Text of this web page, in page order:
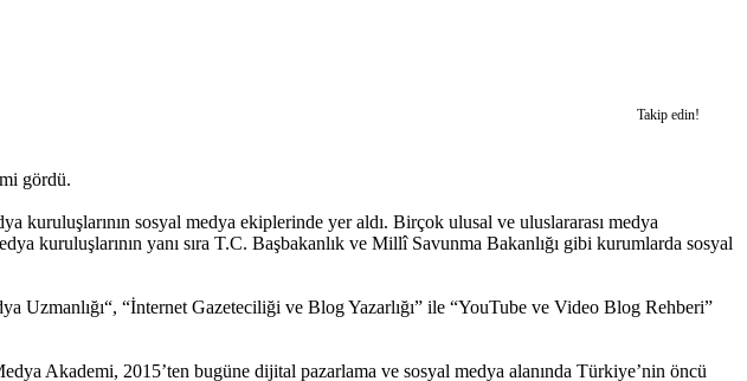
Takip edin!
gördü.
kuruluşlarının sosyal medya ekiplerinde yer aldı. Birçok ulusal ve uluslararası medya
kuruluşlarının yanı sıra T.C. Başbakanlık ve Millî Savunma Bakanlığı gibi kurumlarda sosyal
“İnternet Gazeteciliği ve Blog Yazarlığı” ile “YouTube ve Video Blog Rehberi”
Akademi, 2015’ten bugüne dijital pazarlama ve sosyal medya alanında Türkiye’nin öncü